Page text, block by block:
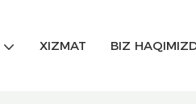
XIZMAT BIZ